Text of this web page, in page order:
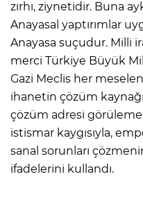
zırhı, ziynetidir. Buna
Anayasal yaptırımlar
Anayasa suçudur. Milli
merci Türkiye Büyük
Gazi Meclis her
ihanetin çözüm
çözüm adresi
istismar kaygısıyla,
sanal sorunları
ifadelerini kullandı.